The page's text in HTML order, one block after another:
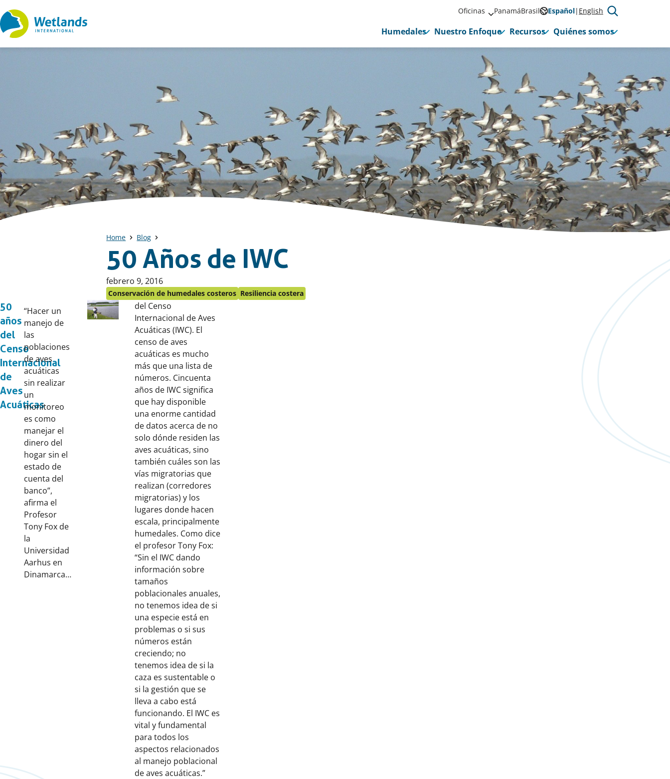
Ir
al
Oficinas PanamáBrasil Español English
Humedales Nuestro Enfoque Recursos Quiénes somos
Home Blog
50 Años de IWC
Publicado
en:
febrero 9, 2016
Conservación de humedales costeros Resiliencia costera
50
años
del
Censo
Internacional
de
Aves
Acuáticas
“Hacer un
manejo de
las
poblaciones
de aves
acuáticas
sin realizar
un
monitoreo
es como
manejar el
dinero del
hogar sin el
estado de
cuenta del
banco”,
afirma el
Profesor
Tony Fox de
la
Universidad
Aarhus en
Dinamarca…
del Censo
Internacional de Aves
Acuáticas (IWC). El
censo de aves
acuáticas es mucho
más que una lista de
números. Cincuenta
años de IWC significa
que hay disponible
una enorme cantidad
de datos acerca de no
solo dónde residen las
aves acuáticas, sino
también cuáles son las
vías migratorias que
realizan (corredores
migratorias) y los
lugares donde hacen
escala, principalmente
humedales. Como dice
el profesor Tony Fox:
“Sin el IWC dando
información sobre
tamaños
poblacionales anuales,
no tenemos idea de si
una especie está en
problemas o si sus
números están
creciendo; no
tenemos idea de si la
caza es sustentable o
si la gestión que se
lleva a cabo está
funcionando. El IWC es
vital y fundamental
para todos los
aspectos relacionados
al manejo poblacional
de aves acuáticas.”